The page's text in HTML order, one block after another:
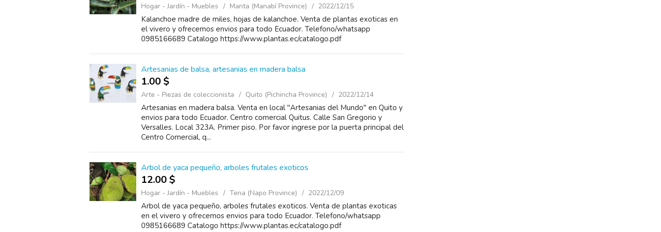
Hogar - Jardín - Muebles Manta (Manabí Province) 2022/12/15
Kalanchoe madre de miles, hojas de kalanchoe. Venta de plantas exoticas en
el vivero y ofrecemos envios para todo Ecuador. Telefono/whatsapp
0985166689 Catalogo https://www.plantas.ec/catalogo.pdf
Artesanias de balsa, artesanias en madera balsa
1.00 $
Arte - Piezas de coleccionista Quito (Pichincha Province) 2022/12/14
Artesanias en madera balsa. Venta en local "Artesanias del Mundo" en Quito y
envios para todo Ecuador. Centro comercial Quitus. Calle San Gregorio y
Versalles. Local 323A. Primer piso. Por favor ingrese por la puerta principal del
Centro Comercial, q...
Arbol de yaca pequeño, arboles frutales exoticos
12.00 $
Hogar - Jardín - Muebles Tena (Napo Province) 2022/12/09
Arbol de yaca pequeño, arboles frutales exoticos. Venta de plantas exoticas
en el vivero y ofrecemos envios para todo Ecuador. Telefono/whatsapp
0985166689 Catalogo https://www.plantas.ec/catalogo.pdf